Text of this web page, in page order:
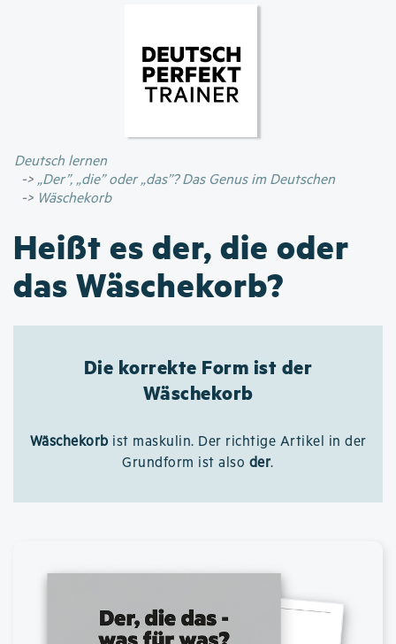
Inhalt
Deutsch lernen
„Der”, „die” oder „das”? Das Genus im Deutschen
Wäschekorb
Heißt es der, die oder
das Wäschekorb?
Die korrekte Form ist der
Wäschekorb
Wäschekorb ist maskulin. Der richtige Artikel in der
Grundform ist also der.